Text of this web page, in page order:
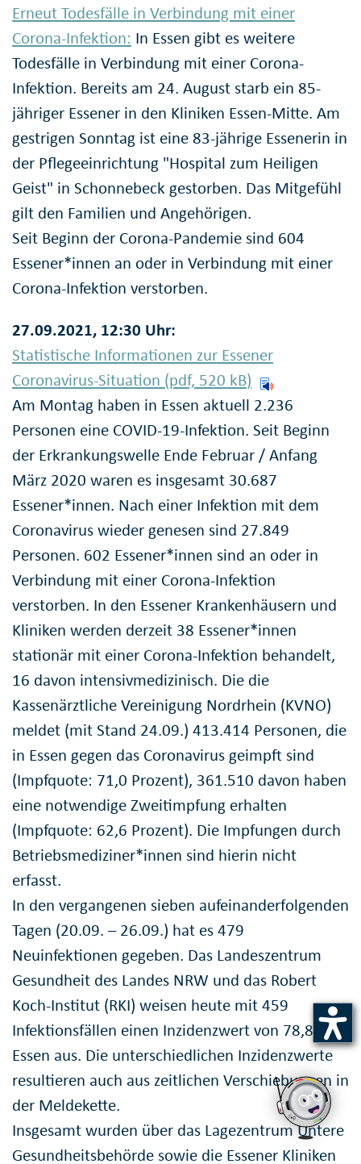
Erneut Todesfälle in Verbindung mit einer
Corona-Infektion: In Essen gibt es weitere
Todesfälle in Verbindung mit einer Corona-
Infektion. Bereits am 24. August starb ein 85-
jähriger Essener in den Kliniken Essen-Mitte. Am
gestrigen Sonntag ist eine 83-jährige Essenerin in
der Pflegeeinrichtung "Hospital zum Heiligen
Geist" in Schonnebeck gestorben. Das Mitgefühl
gilt den Familien und Angehörigen.
Seit Beginn der Corona-Pandemie sind 604
Essener*innen an oder in Verbindung mit einer
Corona-Infektion verstorben.
27.09.2021, 12:30 Uhr:
Statistische Informationen zur Essener
Coronavirus-Situation (pdf, 520 kB)
Am Montag haben in Essen aktuell 2.236
Personen eine COVID-19-Infektion. Seit Beginn
der Erkrankungswelle Ende Februar / Anfang
März 2020 waren es insgesamt 30.687
Essener*innen. Nach einer Infektion mit dem
Coronavirus wieder genesen sind 27.849
Personen. 602 Essener*innen sind an oder in
Verbindung mit einer Corona-Infektion
verstorben. In den Essener Krankenhäusern und
Kliniken werden derzeit 38 Essener*innen
stationär mit einer Corona-Infektion behandelt,
16 davon intensivmedizinisch. Die die
Kassenärztliche Vereinigung Nordrhein (KVNO)
meldet (mit Stand 24.09.) 413.414 Personen, die
in Essen gegen das Coronavirus geimpft sind
(Impfquote: 71,0 Prozent), 361.510 davon haben
eine notwendige Zweitimpfung erhalten
(Impfquote: 62,6 Prozent). Die Impfungen durch
Betriebsmediziner*innen sind hierin nicht
erfasst.
In den vergangenen sieben aufeinanderfolgenden
Tagen (20.09. – 26.09.) hat es 479
Neuinfektionen gegeben. Das Landeszentrum
Gesundheit des Landes NRW und das Robert
Koch-Institut (RKI) weisen heute mit 459
Infektionsfällen einen Inzidenzwert von 78,8 für
Essen aus. Die unterschiedlichen Inzidenzwerte
resultieren auch aus zeitlichen Verschiebungen in
der Meldekette.
Insgesamt wurden über das Lagezentrum Untere
Gesundheitsbehörde sowie die Essener Kliniken